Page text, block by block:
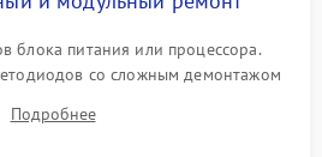
блока питания или процессора.
со сложным демонтажом
поврежденных дорожек,
памяти EEPROM
Подробнее